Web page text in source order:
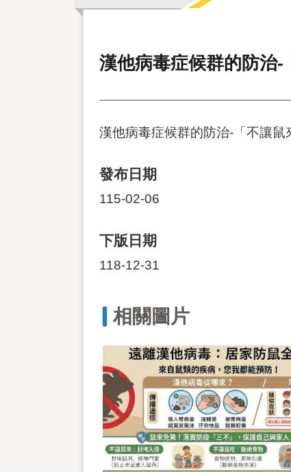
漢他病毒症候群的防治-
漢他病毒症候群的防治-「不讓鼠
發布日期
115-02-06
下版日期
118-12-31
相關圖片